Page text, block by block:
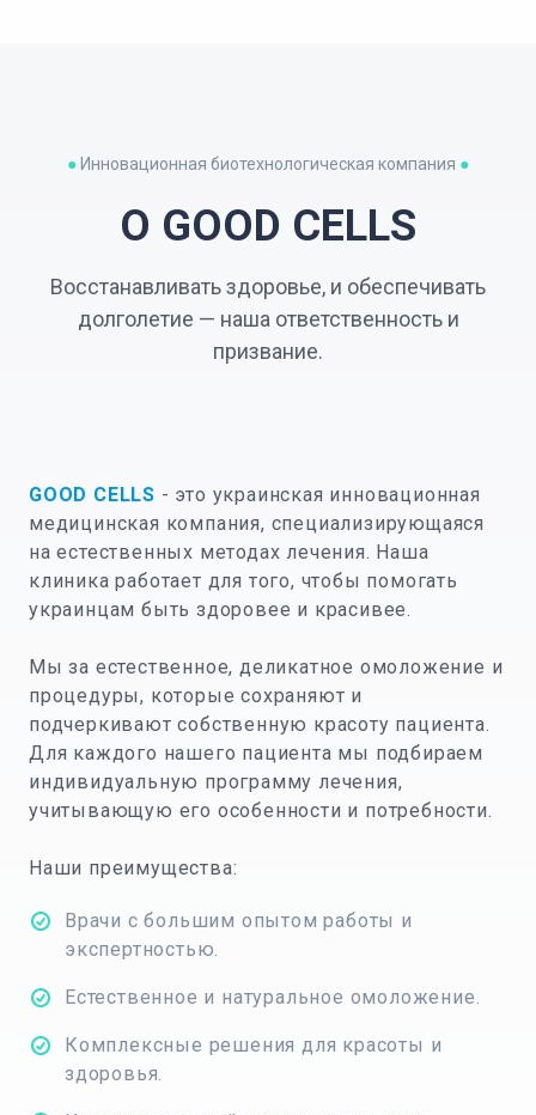
●Инновационная биотехнологическая компания ●
О GOOD CELLS
Восстанавливать здоровье, и обеспечивать
долголетие — наша ответственность и
призвание.
GOOD CELLS - это украинская инновационная
медицинская компания, специализирующаяся
на естественных методах лечения. Наша
клиника работает для того, чтобы помогать
украинцам быть здоровее и красивее.
Мы за естественное, деликатное омоложение и
процедуры, которые сохраняют и
подчеркивают собственную красоту пациента.
Для каждого нашего пациента мы подбираем
индивидуальную программу лечения,
учитывающую его особенности и потребности.
Наши преимущества:
Врачи с большим опытом работы и
экспертностью.
Естественное и натуральное омоложение.
Комплексные решения для красоты и
здоровья.